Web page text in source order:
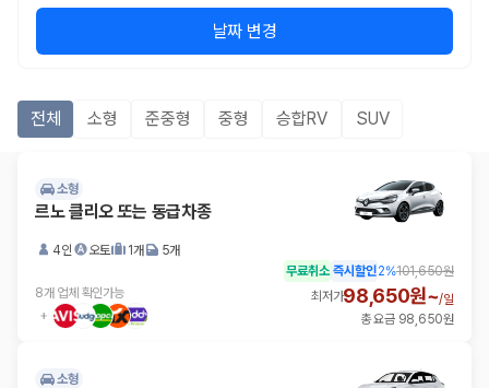
날짜 변경
전체 소형 준중형 중형 승합RV SUV
소형
르노 클리오 또는 동급차종
4인 오토 1개 5개
8개 업체 확인가능
무료취소 즉시할인2%101,650원
최저가98,650원~/일
총 요금 98,650원
소형